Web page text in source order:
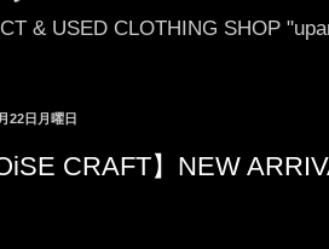
& USED CLOTHING SHOP
22日月曜日
CRAFT】NEW